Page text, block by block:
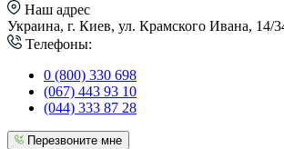
Наш адрес
Украина, г. Киев, ул. Крамского Ивана, 14/
Телефоны:
0 (800) 330 698
(067) 443 93 10
(044) 333 87 28
Перезвоните мне